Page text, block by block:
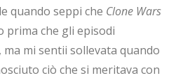
quando seppi che Clone Wars
prima che gli episodi
mi sentii sollevata quando
ciò che si meritava con